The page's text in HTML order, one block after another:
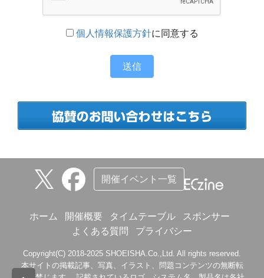
個人情報保護方針に同意する
送信
開催イベント一覧
ホーム 開催概要 タイムテーブル
スポンサー
よくある質問
プライバシー
Copyright(C) 2018-2025 SHOEISHA.Co.,Ltd. All rights reserved.
本サイトの掲載記事、写真、イラスト、問題コンテンツの無断転